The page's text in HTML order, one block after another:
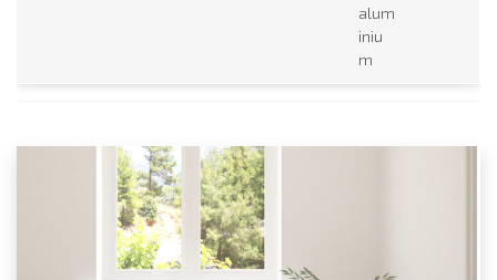
alum
iniu
m